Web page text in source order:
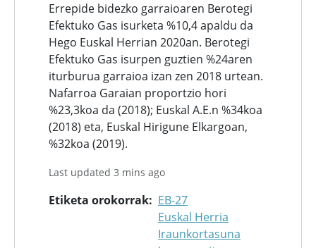
Errepide bidezko garraioaren Berotegi
Efektuko Gas isurketa %10,4 apaldu da
Hego Euskal Herrian 2020an. Berotegi
Efektuko Gas isurpen guztien %24aren
iturburua garraioa izan zen 2018 urtean.
Nafarroa Garaian proportzio hori
%23,3koa da (2018); Euskal A.E.n %34koa
(2018) eta, Euskal Hirigune Elkargoan,
%32koa (2019).
Last updated 3 mins ago
Etiketa orokorrak
EB-27
Euskal Herria
Iraunkortasuna